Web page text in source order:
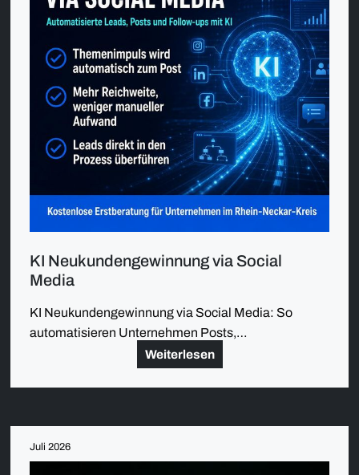
KI Neukundengewinnung via Social
Media
KI Neukundengewinnung via Social Media: So
automatisieren Unternehmen Posts,…
Weiterlesen
Juli 2026